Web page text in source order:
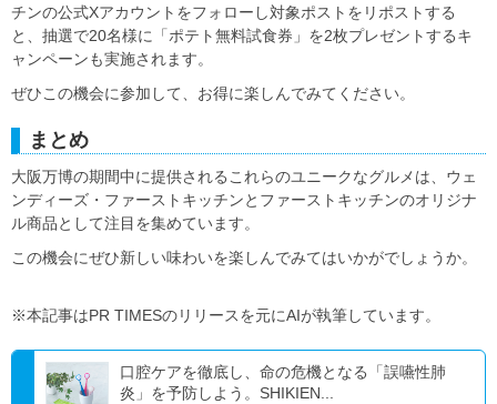
チンの公式Xアカウントをフォローし対象ポストをリポストする
と、抽選で20名様に「ポテト無料試食券」を2枚プレゼントするキ
ャンペーンも実施されます。
ぜひこの機会に参加して、お得に楽しんでみてください。
まとめ
大阪万博の期間中に提供されるこれらのユニークなグルメは、ウェ
ンディーズ・ファーストキッチンとファーストキッチンのオリジナ
ル商品として注目を集めています。
この機会にぜひ新しい味わいを楽しんでみてはいかがでしょうか。
※本記事はPR TIMESのリリースを元にAIが執筆しています。
口腔ケアを徹底し、命の危機となる「誤嚥性肺
炎」を予防しよう。SHIKIEN...